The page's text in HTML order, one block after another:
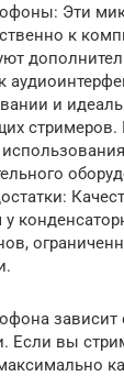
Эти
к
и
стримеров.
у
зависит
Если вы